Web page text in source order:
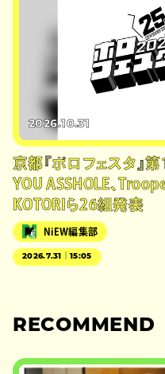
2026.10.31
京都『ボロフェスタ』
YOU ASSHOLE、
KOTORIら26組発表
NiEW編集部
2026.7.31｜15:05
RECOMMEND